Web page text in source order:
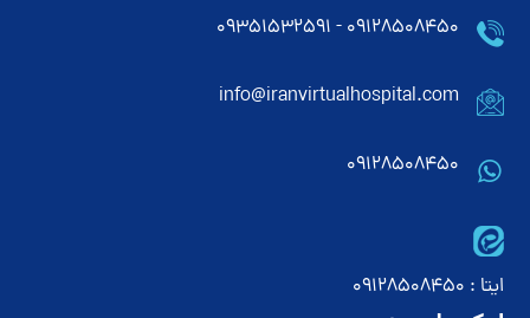
۰۹۱۲۸۵۰۸۴۵۰ - ۰۹۳۵۱۵۳۲۵۹۱
info@iranvirtualhospital.com
09128508450
ایتا : 09128508450